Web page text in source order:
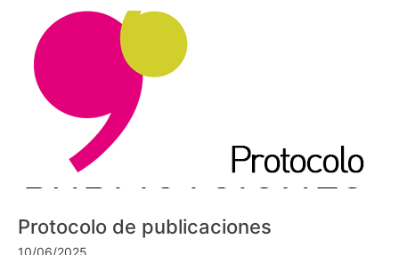
Protocolo de publicaciones
10/06/2025